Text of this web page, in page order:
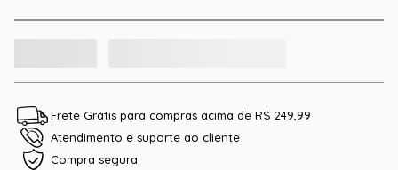
Frete Grátis para compras acima de R$ 249,99
Atendimento e suporte ao cliente
Compra segura